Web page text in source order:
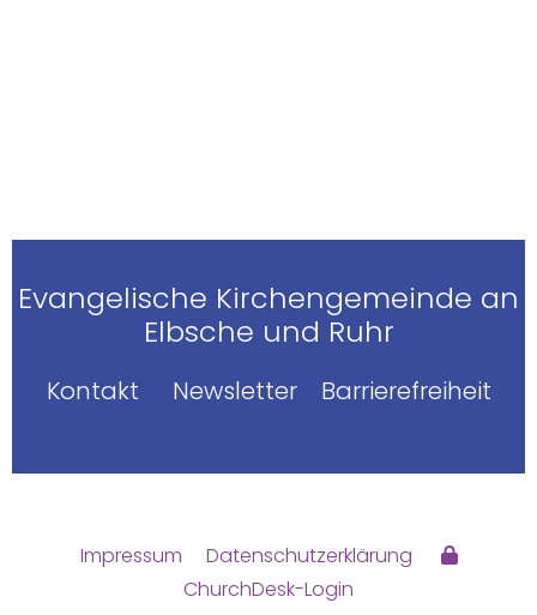
Evangelische Kirchengemeinde an
Elbsche und Ruhr
Kontakt Newsletter Barrierefreiheit
Impressum
Datenschutzerklärung
ChurchDesk-Login